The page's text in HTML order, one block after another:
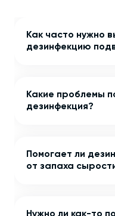
Как часто нужно
дезинфекцию
Какие проблемы
дезинфекция?
Помогает ли
от запаха